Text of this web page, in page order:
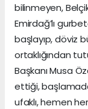
bilinmeyen,
Emirdağ’lı
başlayıp, döviz
ortaklığından
Başkanı Musa
ettiği,
ufaklı, hemen